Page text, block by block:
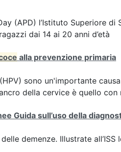
(APD) l’Istituto Superiore
dai 14 ai 20 anni d’età
alla prevenzione primaria
sono un'importante
della cervice è quello con
Guida sull’uso della
demenze. Illustrate all’ISS